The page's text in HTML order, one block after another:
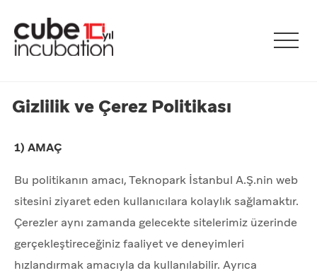
Gizlilik ve Çerez Politikası
1) AMAÇ
Bu politikanın amacı, Teknopark İstanbul A.Ş.nin web
sitesini ziyaret eden kullanıcılara kolaylık sağlamaktır.
Çerezler aynı zamanda gelecekte sitelerimiz üzerinde
gerçekleştireceğiniz faaliyet ve deneyimleri
hızlandırmak amacıyla da kullanılabilir. Ayrıca